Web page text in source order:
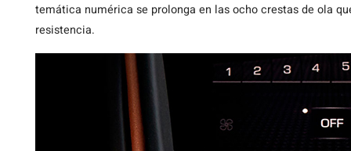
temática numérica se prolonga en las ocho crestas de ola
resistencia.